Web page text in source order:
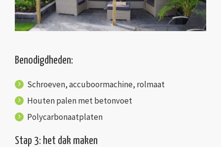
Benodigdheden:
Schroeven, accuboormachine, rolmaat
Houten palen met betonvoet
Polycarbonaatplaten
Stap 3: het dak maken